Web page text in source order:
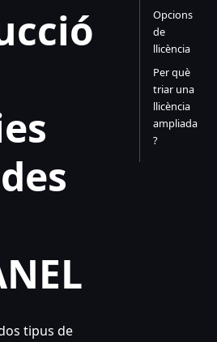
tipus de
Opcions
de
llicència
Per què
triar una
llicència
ampliada
?